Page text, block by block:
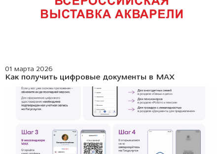
01 марта 2026
Как получить цифровые документы в МАХ